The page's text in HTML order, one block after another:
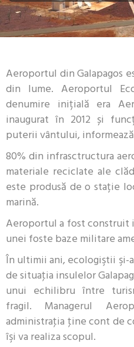
Aeroportul din Galapagos
din lume. Aeroportul
denumire inițială era
inaugurat în 2012 și
puterii vântului,
80% din infrasctructura
materiale reciclate ale
este produsă de o stație
marină.
Aeroportul a fost construit
unei foste baze militare
În ultimii ani, ecologiştii şi-
de situaţia insulelor
unui echilibru între
fragil. Managerul
administraţia ţine cont de
îşi va realiza scopul.